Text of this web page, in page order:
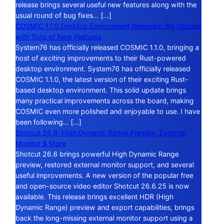
release brings several useful new features along with the
usual round of bug fixes… […]
COSMIC 1.1.0 Desktop Environment Released: Big Update
with Tons of New Features
System76 has officially released COSMIC 1.1.0, bringing a
host of exciting improvements to their Rust-powered
desktop environment. System76 has officially released
COSMIC 1.1.0, the latest version of their exciting Rust-
based desktop environment. This solid update brings
many practical improvements across the board, making
COSMIC even more polished and enjoyable to use. I have
been following… […]
Shotcut 26.6: High Dynamic Range Preview, External
Monitor & More
Shotcut 26.6 brings powerful High Dynamic Range
preview, restored external monitor support, and several
useful improvements. A new version of the popular free
and open-source video editor Shotcut 26.6.25 is now
available. This release brings excellent HDR (High
Dynamic Range) preview and export capabilities, brings
back the long-missing external monitor support using a